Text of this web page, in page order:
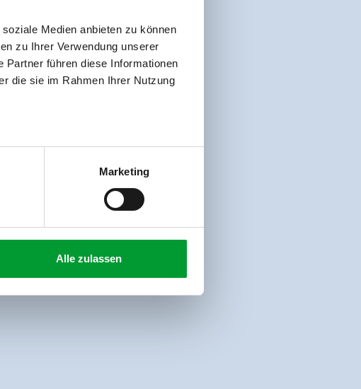
Medien anbieten zu können
zu Ihrer Verwendung unserer
Partner führen diese Informationen
die sie im Rahmen Ihrer Nutzung
Marketing
Alle zulassen